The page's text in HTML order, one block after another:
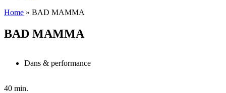
Home » BAD MAMMA
BAD MAMMA
Dans & performance
40 min.